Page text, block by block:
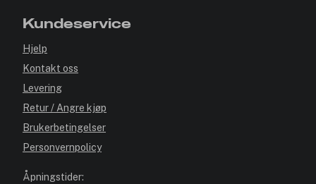
Kundeservice
Hjelp
Kontakt oss
Levering
Retur / Angre kjøp
Brukerbetingelser
Personvernpolicy
Åpningstider: